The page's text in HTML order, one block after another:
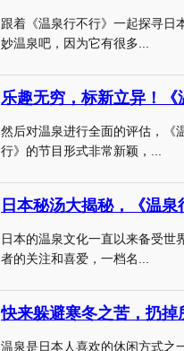
跟着《温泉行不行》一起探寻日
妙温泉吧，因为它有很多...
然后对温泉进行全面的评估，《
行》的节目形式非常新颖，...
日本的温泉文化一直以来备受世
者的关注和喜爱，一档名...
温泉是日本人喜欢的休闲方式之